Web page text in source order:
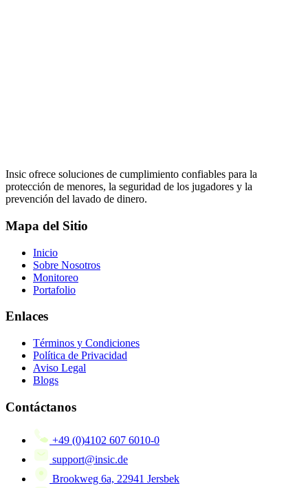
Insic ofrece soluciones de cumplimiento confiables para la
protección de menores, la seguridad de los jugadores y la
prevención del lavado de dinero.
Mapa del Sitio
Inicio
Sobre Nosotros
Monitoreo
Portafolio
Enlaces
Términos y Condiciones
Política de Privacidad
Aviso Legal
Blogs
Contáctanos
+49 (0)4102 607 6010-0
support@insic.de
Brookweg 6a, 22941 Jersbek